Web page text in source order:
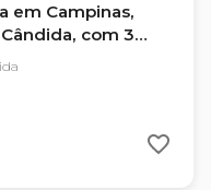
em Campinas,
com 3